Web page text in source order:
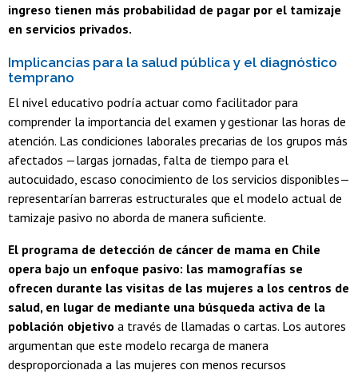
ingreso tienen más probabilidad de pagar por el tamizaje
en servicios privados.
Implicancias para la salud pública y el diagnóstico
temprano
El nivel educativo podría actuar como facilitador para
comprender la importancia del examen y gestionar las horas de
atención. Las condiciones laborales precarias de los grupos más
afectados —largas jornadas, falta de tiempo para el
autocuidado, escaso conocimiento de los servicios disponibles—
representarían barreras estructurales que el modelo actual de
tamizaje pasivo no aborda de manera suficiente.
El programa de detección de cáncer de mama en Chile
opera bajo un enfoque pasivo: las mamografías se
ofrecen durante las visitas de las mujeres a los centros de
salud, en lugar de mediante una búsqueda activa de la
población objetivo a través de llamadas o cartas. Los autores
argumentan que este modelo recarga de manera
desproporcionada a las mujeres con menos recursos